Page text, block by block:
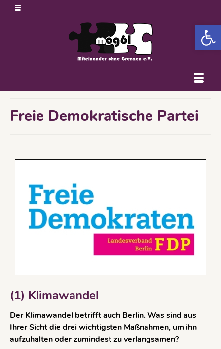
Freie Demokratische Partei
(1) Klimawandel
Der Klimawandel betrifft auch Berlin. Was sind aus
Ihrer Sicht die drei wichtigsten Maßnahmen, um ihn
aufzuhalten oder zumindest zu verlangsamen?